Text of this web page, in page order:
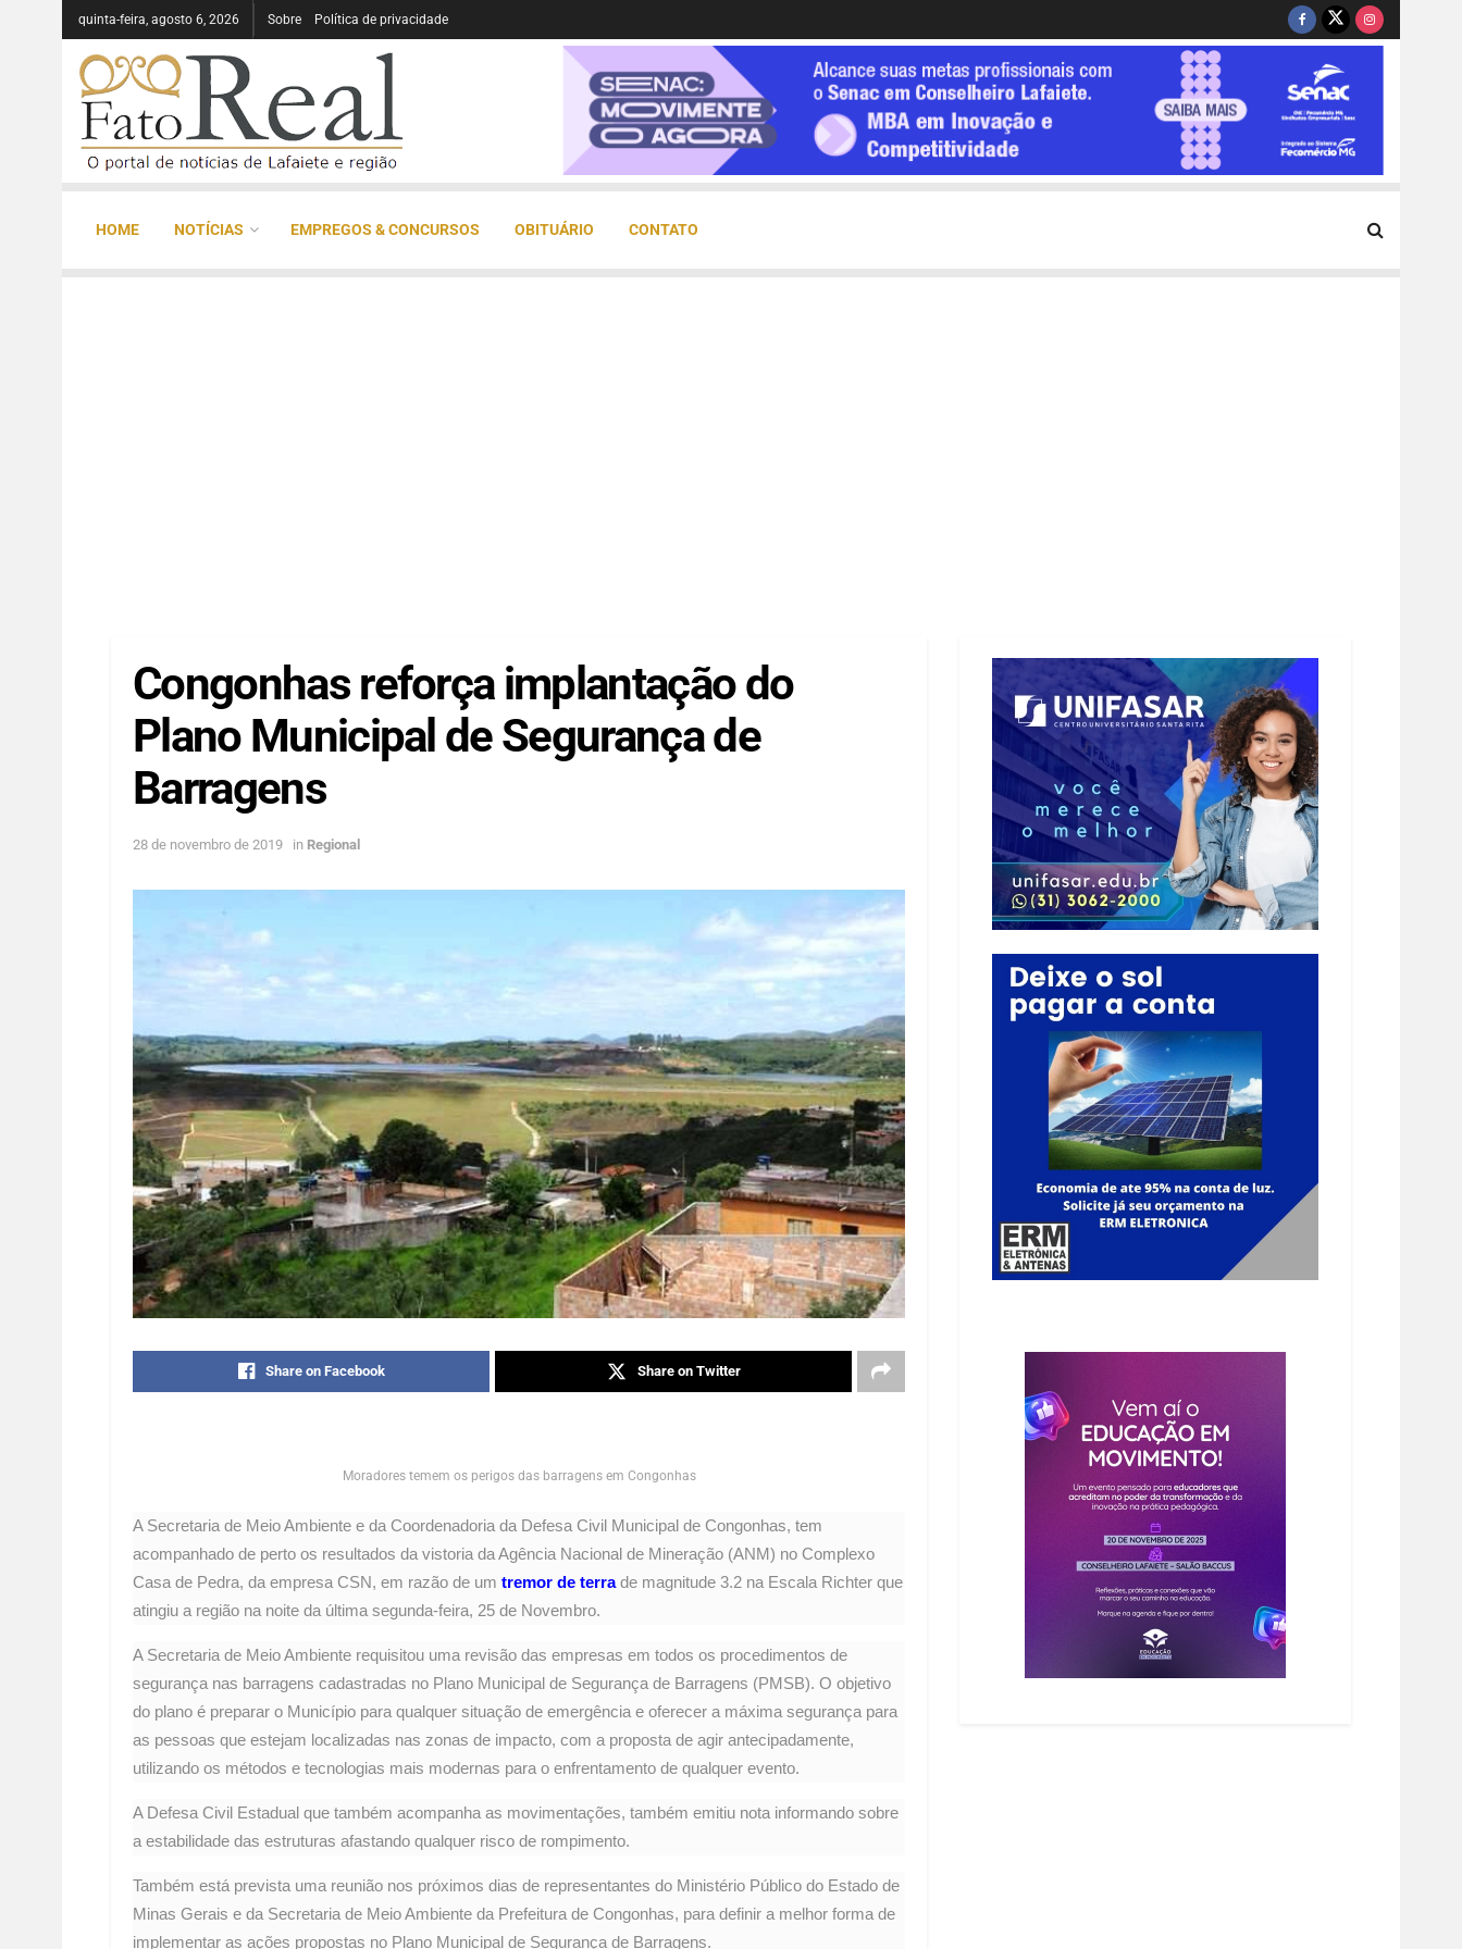
quinta-feira, agosto 6, 2026 Sobre Política de privacidade
HOME NOTÍCIAS EMPREGOS & CONCURSOS OBITUÁRIO CONTATO
Congonhas reforça implantação do
Plano Municipal de Segurança de
Barragens
28 de novembro de 2019 in Regional
Share on Facebook Share on Twitter
Moradores temem os perigos das barragens em Congonhas
A Secretaria de Meio Ambiente e da Coordenadoria da Defesa Civil Municipal de Congonhas, tem
acompanhado de perto os resultados da vistoria da Agência Nacional de Mineração (ANM) no Complexo
Casa de Pedra, da empresa CSN, em razão de um tremor de terrade magnitude 3.2 na Escala Richter que
atingiu a região na noite da última segunda-feira, 25 de Novembro.
A Secretaria de Meio Ambiente requisitou uma revisão das empresas em todos os procedimentos de
segurança nas barragens cadastradas no Plano Municipal de Segurança de Barragens (PMSB). O objetivo
do plano é preparar o Município para qualquer situação de emergência e oferecer a máxima segurança para
as pessoas que estejam localizadas nas zonas de impacto, com a proposta de agir antecipadamente,
utilizando os métodos e tecnologias mais modernas para o enfrentamento de qualquer evento.
A Defesa Civil Estadual que também acompanha as movimentações, também emitiu nota informando sobre
a estabilidade das estruturas afastando qualquer risco de rompimento.
Também está prevista uma reunião nos próximos dias de representantes do Ministério Público do Estado de
Minas Gerais e da Secretaria de Meio Ambiente da Prefeitura de Congonhas, para definir a melhor forma de
implementar as ações propostas no Plano Municipal de Segurança de Barragens.